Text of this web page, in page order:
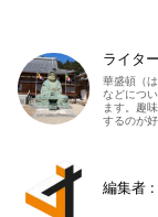
華盛頓（
などにつ
ます。趣
するのが好